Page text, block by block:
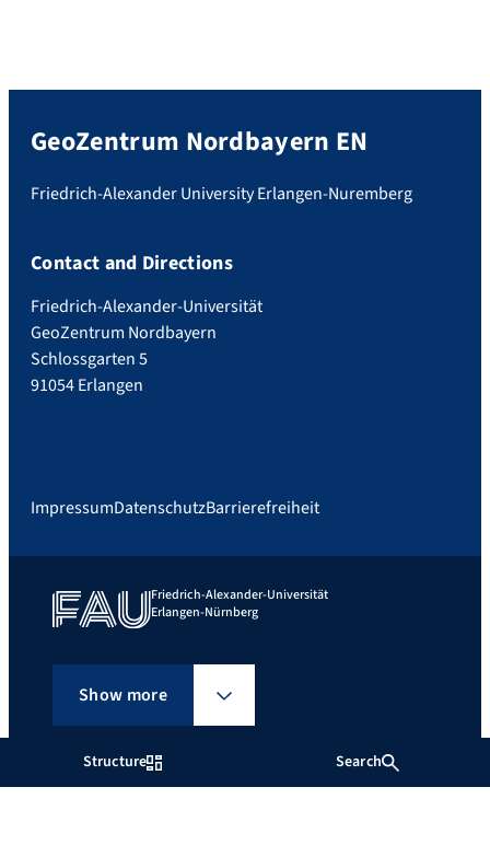
Structure Search
GeoZentrum Nordbayern EN
Friedrich-Alexander University Erlangen-Nuremberg
Contact and Directions
Friedrich-Alexander-Universität
GeoZentrum Nordbayern
Schlossgarten 5
91054 Erlangen
ImpressumDatenschutzBarrierefreiheit
Friedrich-Alexander-Universität
Erlangen-Nürnberg
Show more